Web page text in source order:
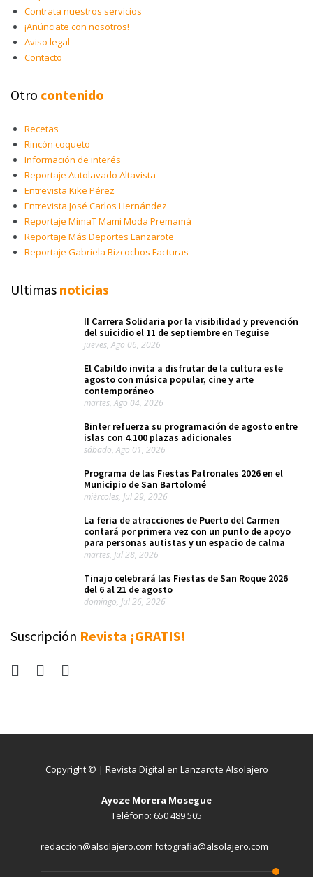
Contrata nuestros servicios
¡Anúnciate con nosotros!
Aviso legal
Contacto
Otro contenido
Recetas
Rincón coqueto
Información de interés
Reportaje Autolavado Altavista
Entrevista Kike Pérez
Entrevista José Carlos Hernández
Reportaje MimaT Mami Moda Premamá
Reportaje Más Deportes Lanzarote
Reportaje Gabriela Bizcochos Facturas
Ultimas noticias
II Carrera Solidaria por la visibilidad y prevención
del suicidio el 11 de septiembre en Teguise
jueves, Ago 06, 2026
El Cabildo invita a disfrutar de la cultura este
agosto con música popular, cine y arte
contemporáneo
martes, Ago 04, 2026
Binter refuerza su programación de agosto entre
islas con 4.100 plazas adicionales
sábado, Ago 01, 2026
Programa de las Fiestas Patronales 2026 en el
Municipio de San Bartolomé
miércoles, Jul 29, 2026
La feria de atracciones de Puerto del Carmen
contará por primera vez con un punto de apoyo
para personas autistas y un espacio de calma
martes, Jul 28, 2026
Tinajo celebrará las Fiestas de San Roque 2026
del 6 al 21 de agosto
domingo, Jul 26, 2026
Suscripción Revista ¡GRATIS!
Copyright © | Revista Digital en Lanzarote Alsolajero
Ayoze Morera Mosegue
Teléfono: 650 489 505
redaccion@alsolajero.com fotografia@alsolajero.com